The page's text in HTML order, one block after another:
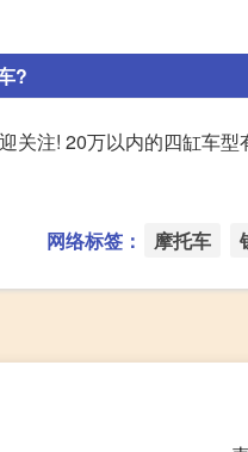
?
关注! 20万以内的四缸车
网络标签： 摩托车